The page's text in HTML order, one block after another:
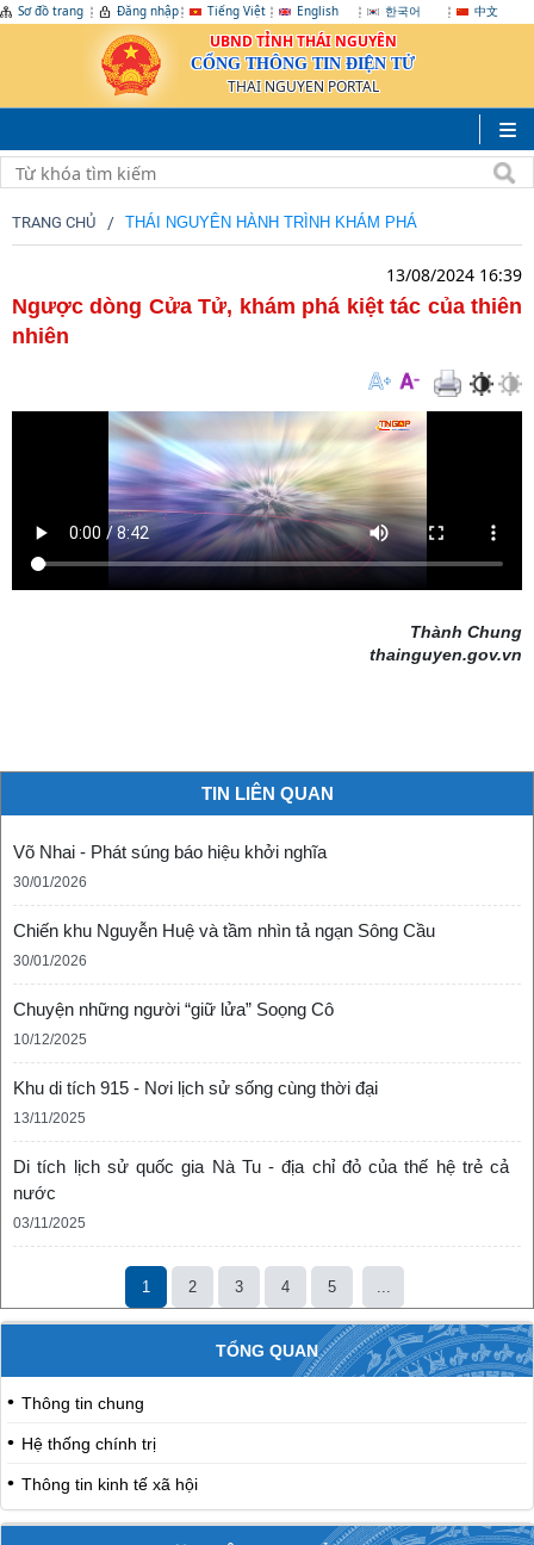
Sơ đồ trang Đăng nhập Tiếng Việt English 한국어 中文
UBND TỈNH THÁI NGUYÊN
CỔNG THÔNG TIN ĐIỆN TỬ
THAI NGUYEN PORTAL
TRANG CHỦ THÁI NGUYÊN HÀNH TRÌNH KHÁM PHÁ
13/08/2024 16:39
Ngược dòng Cửa Tử, khám phá kiệt tác của thiên
nhiên
Thành Chung
thainguyen.gov.vn
TIN LIÊN QUAN
Võ Nhai - Phát súng báo hiệu khởi nghĩa
30/01/2026
Chiến khu Nguyễn Huệ và tầm nhìn tả ngạn Sông Cầu
30/01/2026
Chuyện những người “giữ lửa” Soọng Cô
10/12/2025
Khu di tích 915 - Nơi lịch sử sống cùng thời đại
13/11/2025
Di tích lịch sử quốc gia Nà Tu - địa chỉ đỏ của thế hệ trẻ cả
nước
03/11/2025
1 2 3 4 5 ...
TỔNG QUAN
Thông tin chung
Hệ thống chính trị
Thông tin kinh tế xã hội